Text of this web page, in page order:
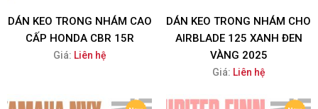
DÁN KEO TRONG NHÁM CAO
CẤP HONDA CBR 15R
Giá: Liên hệ
DÁN KEO TRONG NHÁM CHO
AIRBLADE 125 XANH ĐEN
VÀNG 2025
Giá: Liên hệ